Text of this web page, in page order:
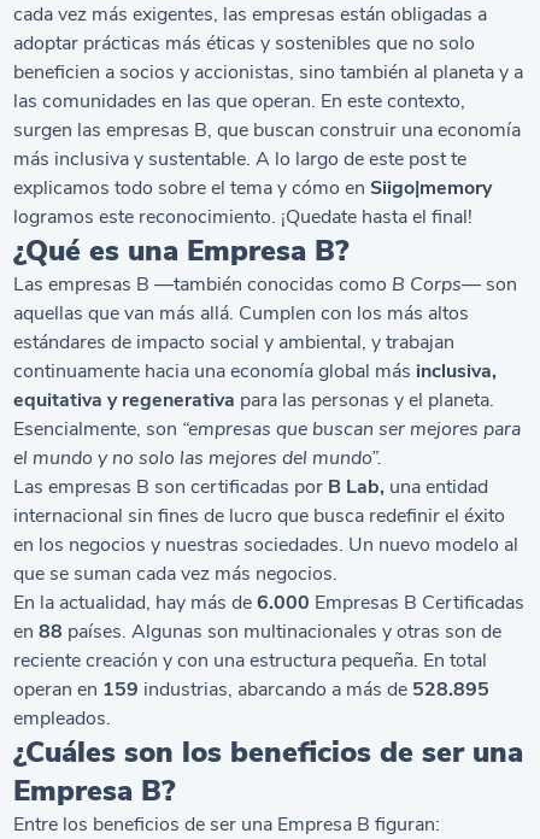
cada vez más exigentes, las empresas están obligadas a
adoptar prácticas más éticas y sostenibles que no solo
beneficien a socios y accionistas, sino también al planeta y a
las comunidades en las que operan. En este contexto,
surgen las empresas B, que buscan construir una economía
más inclusiva y sustentable. A lo largo de este post te
explicamos todo sobre el tema y cómo enSiigo|memory
logramos este reconocimiento. ¡Quedate hasta el final!
¿Qué es una Empresa B?
Las empresas B —también conocidas como B Corps— son
aquellas que van más allá. Cumplen con los más altos
estándares de impacto social y ambiental, y trabajan
continuamente hacia una economía global más inclusiva,
equitativa y regenerativa para las personas y el planeta.
Esencialmente, son “empresas que buscan ser mejores para
el mundo y no solo las mejores del mundo”.
Las empresas B son certificadas por B Lab, una entidad
internacional sin fines de lucro que busca redefinir el éxito
en los negocios y nuestras sociedades. Un nuevo modelo al
que se suman cada vez más negocios.
En la actualidad, hay más de6.000 Empresas B Certificadas
en88 países. Algunas son multinacionales y otras son de
reciente creación y con una estructura pequeña. En total
operan en 159 industrias, abarcando a más de 528.895
empleados.
¿Cuáles son los beneficios de ser una
Empresa B?
Entre los beneficios de ser una Empresa B figuran: